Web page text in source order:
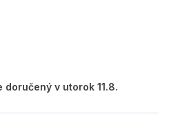
v utorok 11.8.